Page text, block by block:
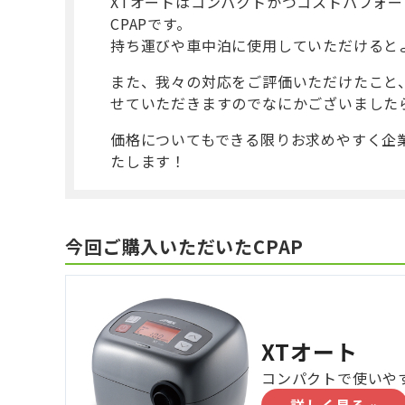
CPAPです。
持ち運びや車中泊に使用していただける
また、我々の対応をご評価いただけたこ
せていただきますのでなにかございまし
価格についてもできる限りお求めやすく
たします！
今回ご購入いただいたCPAP
XTオート
コンパクトで使いや